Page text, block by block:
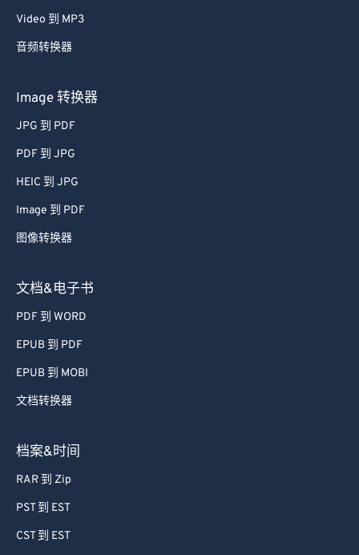
Video 到 MP3
音频转换器
Image 转换器
JPG 到 PDF
PDF 到 JPG
HEIC 到 JPG
Image 到 PDF
图像转换器
文档&电子书
PDF 到 WORD
EPUB 到 PDF
EPUB 到 MOBI
文档转换器
档案&时间
RAR 到 Zip
PST 到 EST
CST 到 EST